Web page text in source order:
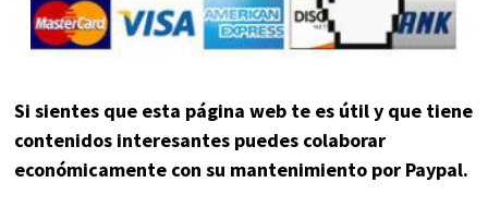
Si sientes que esta página web te es útil y que tiene
contenidos interesantes puedes colaborar
económicamente con su mantenimiento por Paypal.